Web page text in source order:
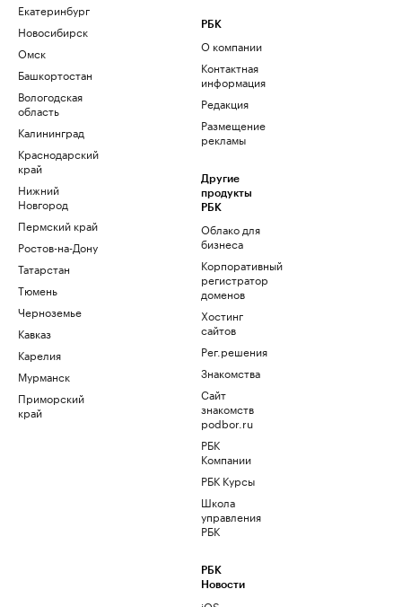
Екатеринбург
Новосибирск
Омск
Башкортостан
Вологодская
область
Калининград
Краснодарский
край
Нижний
Новгород
Пермский край
Ростов-на-Дону
Татарстан
Тюмень
Черноземье
Кавказ
Карелия
Мурманск
Приморский
край
РБК
О компании
Контактная
информация
Редакция
Размещение
рекламы
Другие
продукты
РБК
Облако для
бизнеса
Корпоративный
регистратор
доменов
Хостинг
сайтов
Рег.решения
Знакомства
Сайт
знакомств
podbor.ru
РБК
Компании
РБК Курсы
Школа
управления
РБК
РБК
Новости